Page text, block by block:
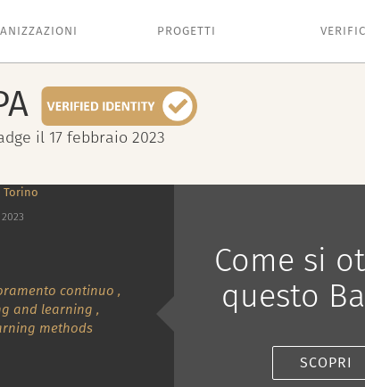
PROGETTI
il 17 febbraio 2023
Torino
continuo ,
and learning ,
methods
Come si
questo
SCOPRI